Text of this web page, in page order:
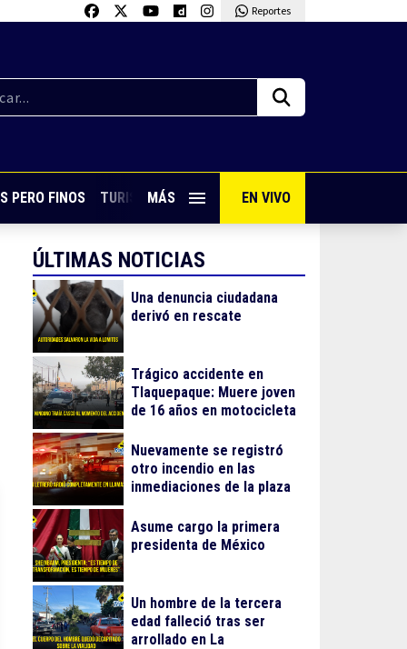
Reportes
PERO FINOS TURISMO CON SABOR VIVE PUERTO VALLARTA
MÁS EN VIVO
ÚLTIMAS NOTICIAS
Una denuncia ciudadana
derivó en rescate
Trágico accidente en
Tlaquepaque: Muere joven
de 16 años en motocicleta
Nuevamente se registró
otro incendio en las
inmediaciones de la plaza
Asume cargo la primera
presidenta de México
Un hombre de la tercera
edad falleció tras ser
arrollado en La